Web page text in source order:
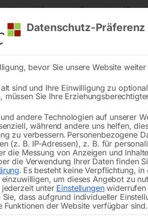
Lieferung nach Österreich und
Brennerkörper SRC 17 HF
Datenschutz-Präferenz
bevor Sie unsere Website weiter
sind und Ihre Einwilligung zu
müssen Sie Ihre
andere Technologien auf unserer
während andere uns helfen,
zu verbessern. Personenbezogene
(z. B. IP-Adressen), z. B. für
die Messung von Anzeigen und
die Verwendung Ihrer Daten finden
. Es besteht keine Verpflichtung, in
um dieses Angebot zu
jederzeit unter Einstellungenwiderrufen
Sie, dass aufgrund individueller
Funktionen der Website verfügbar sind.